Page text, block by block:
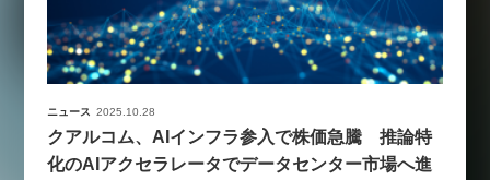
ニュース 2025.10.28
クアルコム、AIインフラ参入で株価急騰 推論特
化のAIアクセラレータでデータセンター市場へ進